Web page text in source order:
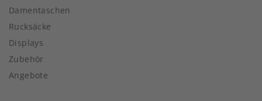
Damentaschen
Rucksäcke
Displays
Zubehör
Angebote